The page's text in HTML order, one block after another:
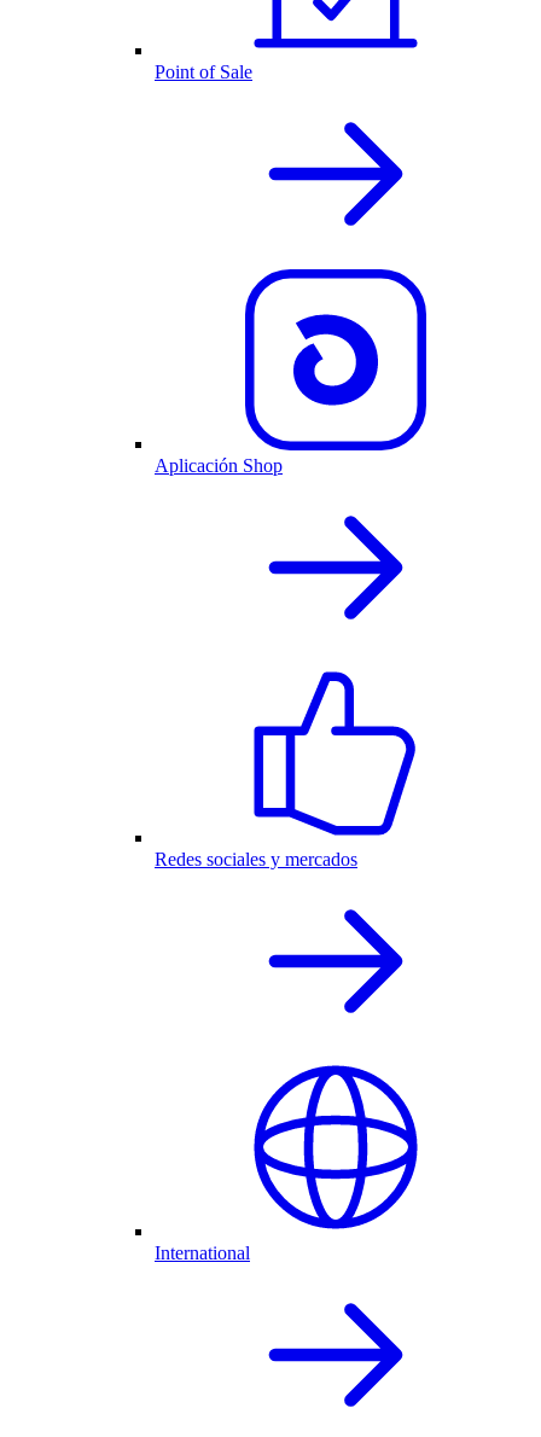
Point of Sale
Aplicación Shop
Redes sociales y mercados
International